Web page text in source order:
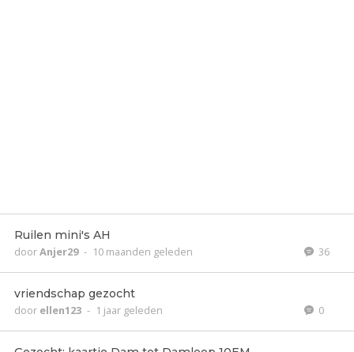
Ruilen mini's AH
doorAnjer29 - 10 maanden geleden 36
vriendschap gezocht
door ellen123 - 1 jaar geleden 0